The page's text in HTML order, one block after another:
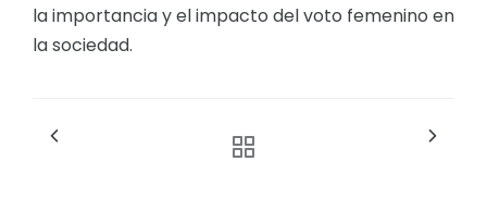
Ejecución Presupuestaria
la importancia y el impacto del voto femenino en
la sociedad.